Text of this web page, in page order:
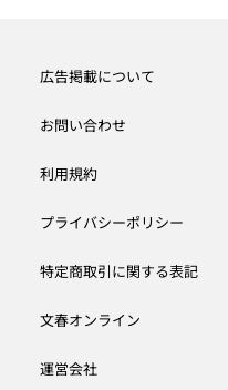
広告掲載について
お問い合わせ
利用規約
プライバシーポリシー
特定商取引に関する表記
文春オンライン
運営会社